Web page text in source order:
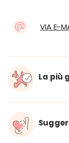
VIA E-
La più